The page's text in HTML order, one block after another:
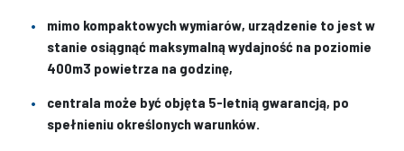
mimo kompaktowych wymiarów, urządzenie to jest w
stanie osiągnąć maksymalną wydajność na poziomie
400m3 powietrza na godzinę,
centrala może być objęta 5-letnią gwarancją, po
spełnieniu określonych warunków.